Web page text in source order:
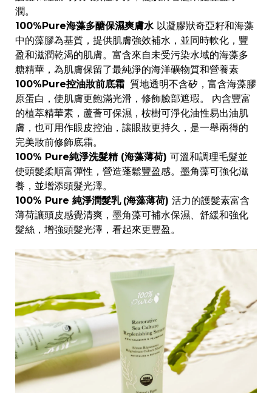
潤。
100%Pure海藻多醣保濕爽膚水 以凝膠狀奇亞籽和海藻
中的藻膠為基質，提供肌膚強效補水，並同時軟化，豐
盈和滋潤乾渴的肌膚。富含來自未受污染水域的海藻多
糖精華，為肌膚保留了最純淨的海洋礦物質和營養素
100%Pure控油妝前底霜 質地透明不含矽，富含海藻膠
原蛋白，使肌膚更飽滿光滑，修飾臉部遮瑕。 內含豐富
的植萃精華素，蘆薈可保濕，桉樹可淨化油性易出油肌
膚，也可用作眼皮控油，讓眼妝更持久，是一舉兩得的
完美妝前修飾底霜。
100% Pure純淨洗髮精 (海藻薄荷) 可溫和調理毛髮並
使頭髮柔順富彈性，營造蓬鬆豐盈感。墨角藻可強化滋
養，並增添頭髮光澤。
100% Pure 純淨潤髮乳(海藻薄荷) 活力的護髮素富含
薄荷讓頭皮感覺清爽，墨角藻可補水保濕、舒緩和強化
髮絲，增強頭髮光澤，看起來更豐盈。